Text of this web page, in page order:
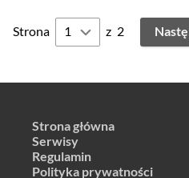
obudowa choru sa piękna pracą mrzeżbiacych w
drewnie
Strona z 2
Strona główna
Serwisy
Regulamin
Polityka prywatności